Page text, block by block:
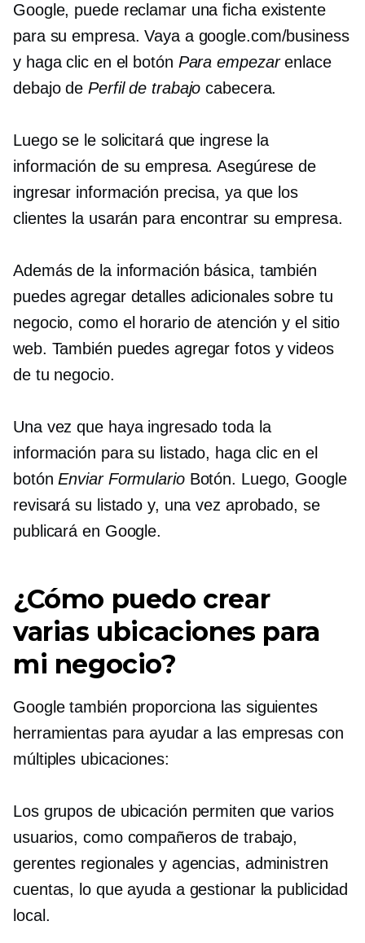
Google, puede reclamar una ficha existente
para su empresa. Vaya a google.com/business
y haga clic en el botón Para empezarenlace
debajo dePerfil de trabajo cabecera.
Luego se le solicitará que ingrese la
información de su empresa. Asegúrese de
ingresar información precisa, ya que los
clientes la usarán para encontrar su empresa.
Además de la información básica, también
puedes agregar detalles adicionales sobre tu
negocio, como el horario de atención y el sitio
web. También puedes agregar fotos y videos
de tu negocio.
Una vez que haya ingresado toda la
información para su listado, haga clic en el
botónEnviar FormularioBotón. Luego, Google
revisará su listado y, una vez aprobado, se
publicará en Google.
¿Cómo puedo crear
varias ubicaciones para
mi negocio?
Google también proporciona las siguientes
herramientas para ayudar a las empresas con
múltiples ubicaciones:
Los grupos de ubicación permiten que varios
usuarios, como compañeros de trabajo,
gerentes regionales y agencias, administren
cuentas, lo que ayuda a gestionar la publicidad
local.